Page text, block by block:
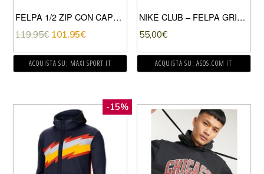
FELPA 1/2 ZIP CON CAPPUCCIO 23 ENGINERED
119,95€ 101,95€
ACQUISTA SU: MAXI SPORT IT
NIKE CLUB – FELPA GRIGIA CON CAPPUCCIO E ZIP-GRIGIO
55,00€
ACQUISTA SU: ASOS.COM IT
-15%